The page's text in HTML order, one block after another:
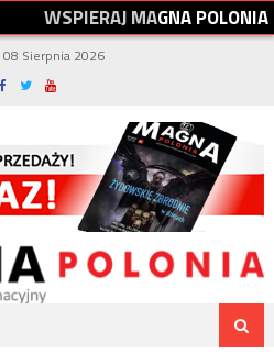
WSPIERAJMAGNAPOLONIA
08 Sierpnia 2026